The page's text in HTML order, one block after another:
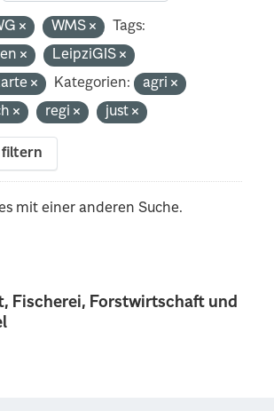
Fischerei, Forstwirtschaft und
WMS
Tags:
LeipziGIS
Kategorien:
agri
regi just
filtern
mit einer anderen Suche.